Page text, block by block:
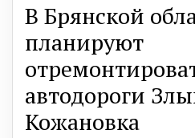
В Брянской
планируют
автодороги
Кожановка